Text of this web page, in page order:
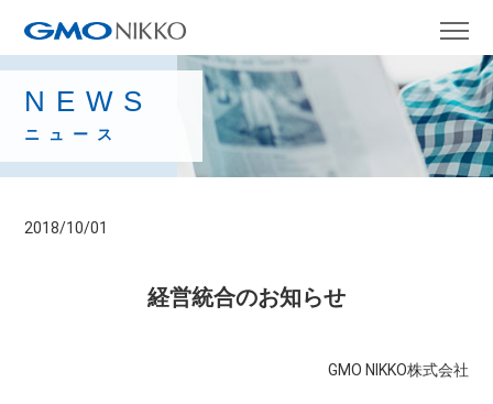
NEWS
ニュース
2018/10/01
経営統合のお知らせ
GMO NIKKO株式会社